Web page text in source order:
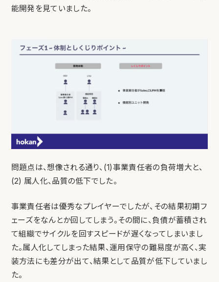
能開発を見ていました。
問題点は、想像される通り、(1)事業責任者の負荷増大と、
(2) 属人化、品質の低下でした。
事業責任者は優秀なプレイヤーでしたが、その結果初期フ
ェーズをなんとか回してしまう。その間に、負債が蓄積され
て組織でサイクルを回すスピードが遅くなってしまいまし
た。属人化してしまった結果、運用保守の難易度が高く、実
装方法にも差分が出て、結果として品質が低下していまし
た。